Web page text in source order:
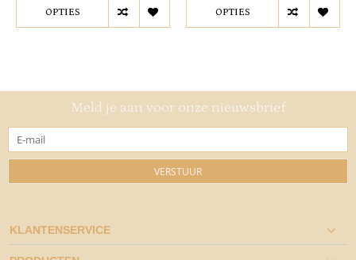
OPTIES OPTIES
Meld je aan voor onze nieuwsbrief
VERSTUUR
KLANTENSERVICE